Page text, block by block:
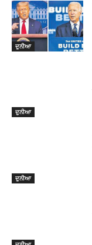
ਦੁਨੀਆ
ਦੁਨੀਆ
ਦੁਨੀਆ